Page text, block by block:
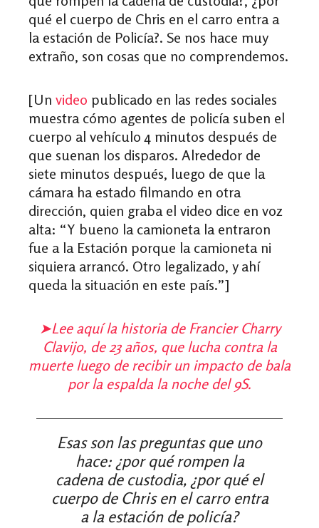
qué el cuerpo de Chris en el carro entra a
la estación de Policía?. Se nos hace muy
extraño, son cosas que no comprendemos.
[Un video publicado en las redes sociales
muestra cómo agentes de policía suben el
cuerpo al vehículo 4 minutos después de
que suenan los disparos. Alrededor de
siete minutos después, luego de que la
cámara ha estado filmando en otra
dirección, quien graba el video dice en voz
alta: “Y bueno la camioneta la entraron
fue a la Estación porque la camioneta ni
siquiera arrancó. Otro legalizado, y ahí
queda la situación en este país.”]
➤Lee aquí la historia de Francier Charry
Clavijo, de 23 años, que lucha contra la
muerte luego de recibir un impacto de bala
por la espalda la noche del 9S.
Esas son las preguntas que uno
hace: ¿por qué rompen la
cadena de custodia, ¿por qué el
cuerpo de Chris en el carro entra
a la estación de policía?